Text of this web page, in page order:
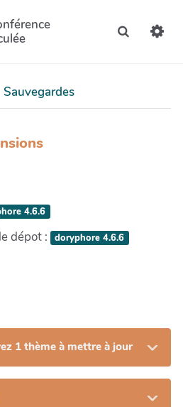
Sauvegardes
4.6.6
dépot : doryphore 4.6.6
1 thème à mettre à jour